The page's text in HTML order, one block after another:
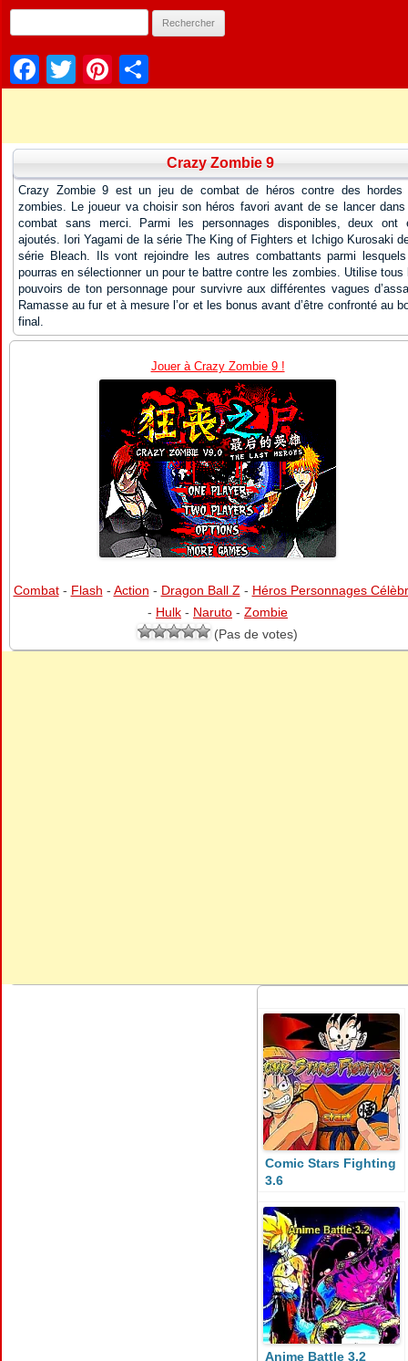
Facebook
TwitterPinterest
Crazy Zombie 9
Crazy Zombie 9 est un jeu de combat de héros contre des hordes
zombies. Le joueur va choisir son héros favori avant de se lancer dans
combat sans merci. Parmi les personnages disponibles, deux ont
ajoutés. Iori Yagami de la série The King of Fighters et Ichigo Kurosaki
série Bleach. Ils vont rejoindre les autres combattants parmi
pourras en sélectionner un pour te battre contre les zombies. Utilise tous
pouvoirs de ton personnage pour survivre aux différentes vagues
Ramasse au fur et à mesure l’or et les bonus avant d’être confronté au
final.
Jouer à Crazy Zombie 9 !
Combat- Flash - Action - Dragon Ball Z - Héros Personnages
- Hulk - Naruto - Zombie
(Pas de votes)
Comic Stars Fighting
3.6
Anime Battle 3.2